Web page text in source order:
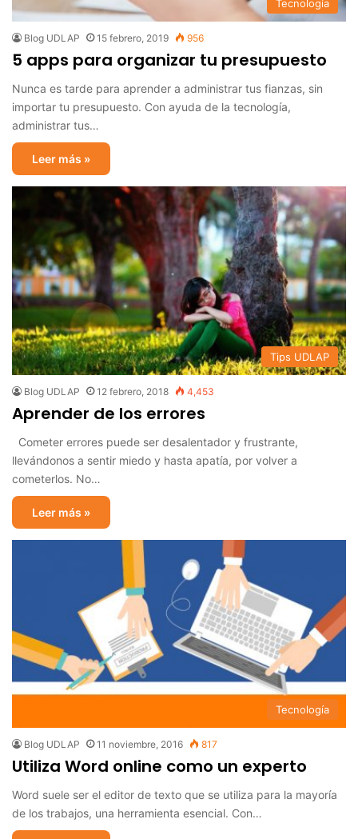
Tecnología
Blog UDLAP 15 febrero, 2019 956
5 apps para organizar tu presupuesto
Nunca es tarde para aprender a administrar tus fianzas, sin
importar tu presupuesto. Con ayuda de la tecnología,
administrar tus…
Leer más »
Tips UDLAP
Blog UDLAP 12 febrero, 2018 4,453
Aprender de los errores
Cometer errores puede ser desalentador y frustrante,
llevándonos a sentir miedo y hasta apatía, por volver a
cometerlos. No…
Leer más »
Tecnología
Blog UDLAP 11 noviembre, 2016 817
Utiliza Word online como un experto
Word suele ser el editor de texto que se utiliza para la mayoría
de los trabajos, una herramienta esencial. Con…